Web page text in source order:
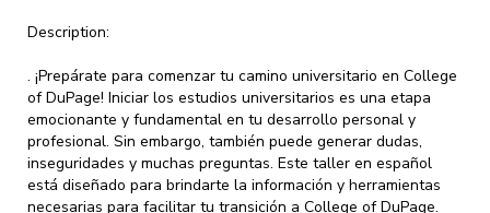
Description:
. ¡Prepárate para comenzar tu camino universitario en College
of DuPage! Iniciar los estudios universitarios es una etapa
emocionante y fundamental en tu desarrollo personal y
profesional. Sin embargo, también puede generar dudas,
inseguridades y muchas preguntas. Este taller en español
está diseñado para brindarte la información y herramientas
necesarias para facilitar tu transición a College of DuPage.